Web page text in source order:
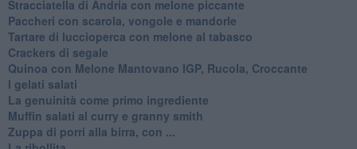
Stracciatella di Andria con melone piccante
Paccheri con scarola, vongole e mandorle
Tartare di luccioperca con melone al tabasco
Crackers di segale
Quinoa con Melone Mantovano IGP, Rucola, Croccante
I gelati salati
La genuinità come primo ingrediente
Muffin salati al curry e granny smith
Zuppa di porri alla birra, con ...